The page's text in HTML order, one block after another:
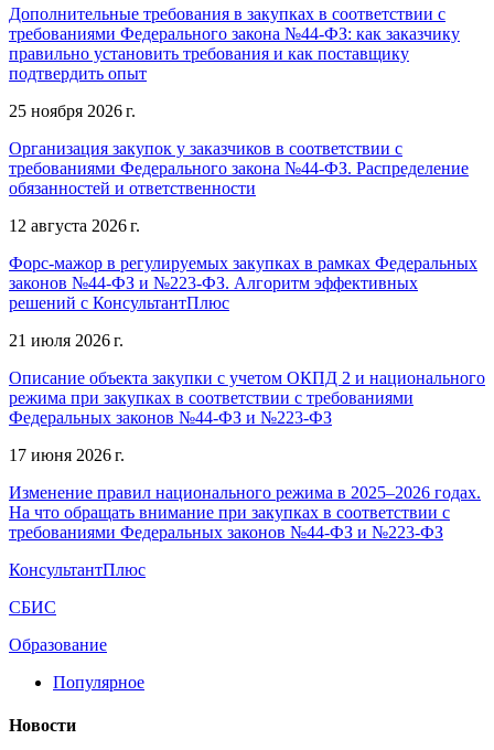
Дополнительные требования в закупках в соответствии с
требованиями Федерального закона №44-ФЗ: как заказчику
правильно установить требования и как поставщику
подтвердить опыт
25 ноября 2026 г.
Организация закупок у заказчиков в соответствии с
требованиями Федерального закона №44-ФЗ. Распределение
обязанностей и ответственности
12 августа 2026 г.
Форс-мажор в регулируемых закупках в рамках Федеральных
законов №44-ФЗ и №223-ФЗ. Алгоритм эффективных
решений с КонсультантПлюс
21 июля 2026 г.
Описание объекта закупки с учетом ОКПД 2 и национального
режима при закупках в соответствии с требованиями
Федеральных законов №44-ФЗ и №223-ФЗ
17 июня 2026 г.
Изменение правил национального режима в 2025–2026 годах.
На что обращать внимание при закупках в соответствии с
требованиями Федеральных законов №44-ФЗ и №223-ФЗ
КонсультантПлюс
СБИС
Образование
Популярное
Новости